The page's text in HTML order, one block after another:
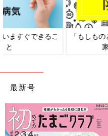
日本外来小児科学会リーフレッ
最新号